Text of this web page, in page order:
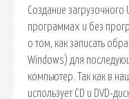
Создание загрузочного
программах и без
о том, как записать
Windows) для
компьютер. Так как в
использует CD и DVD-